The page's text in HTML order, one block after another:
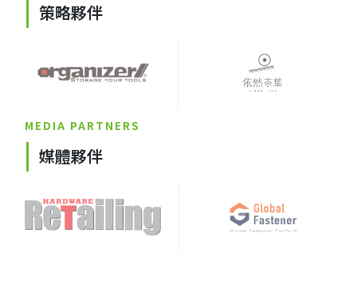
策略夥伴
MEDIA PARTNERS
媒體夥伴